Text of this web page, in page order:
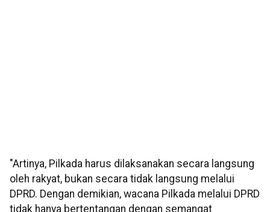
"Artinya, Pilkada harus dilaksanakan secara langsung
oleh rakyat, bukan secara tidak langsung melalui
DPRD. Dengan demikian, wacana Pilkada melalui DPRD
tidak hanya bertentangan dengan semangat